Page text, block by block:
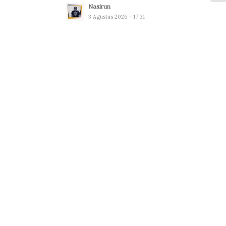
Nasirun
3 Agustus 2026 - 17:31